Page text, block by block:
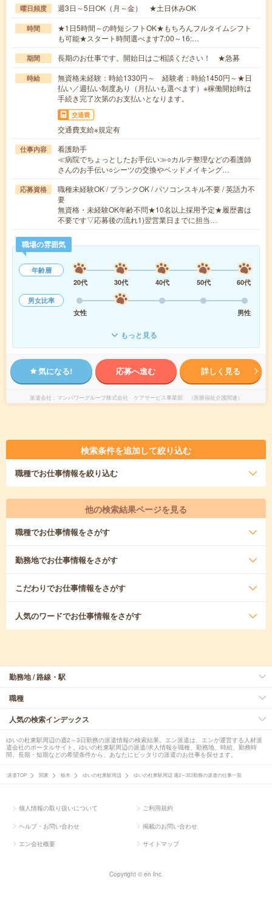
曜日頻度 週3日～5日OK（月～金） ★土日休みOK
時間
★1日5時間～の時短シフトOK★もちろんフルタイムシフト
も可能★スタート時間選べます7:00～16:…
期間 長期のお仕事です。開始日はご相談ください！ ★急募
時給
無資格未経験：時給1330円～ 経験者：時給1450円～★日
払い／週払い制度あり（月払いも選べます）※稼働開始時は
手続き完了次第のお支払いとなります。
交通費
交通費支給※規定有
仕事内容
看護助手
≪病院でちょっとしたお手伝い≫○カルテ整理などの看護師
さんのお手伝い○シーツの交換やベッドメイキング…
応募資格
職種未経験OK / ブランクOK / パソコンスキル不要 / 英語力不
要
無資格・未経験OK年齢不問★10名以上採用予定★履歴書は
不要です▽応募後の流れ1)翌営業日までに担当…
職場の雰囲気
年齢層
20代
30代 40代 50代
60代
男女比率
女性
男性
もっと見る
気になる! 応募へ進む 詳しく見る
派遣会社 マンパワーグループ株式会社 ケアサービス事業部 （医療福祉介護関連）
検索条件を追加して絞り込む
職種でお仕事情報を絞り込む
他の検索結果ページを見る
職種でお仕事情報をさがす
勤務地でお仕事情報をさがす
こだわりでお仕事情報をさがす
人気のワードでお仕事情報をさがす
勤務地 / 路線・駅
職種
人気の検索インデックス
ゆいの杜東駅周辺の週2～3日勤務の派遣情報の検索結果。エン派遣は、エンが運営する人材派
遣会社のポータルサイト。ゆいの杜東駅周辺の派遣/求人情報を職種、勤務地、時給、勤務時
間、長期・短期などの希望条件から、あなたにピッタリの派遣のお仕事を探せます。
派遣TOP 関東 栃木 ゆいの杜東駅周辺 ゆいの杜東駅周辺 週2～3日勤務の派遣の仕事一覧
個人情報の取り扱いについて ご利用規約
ヘルプ・お問い合わせ 掲載のお問い合わせ
エン会社概要 サイトマップ
Copyright © en Inc.